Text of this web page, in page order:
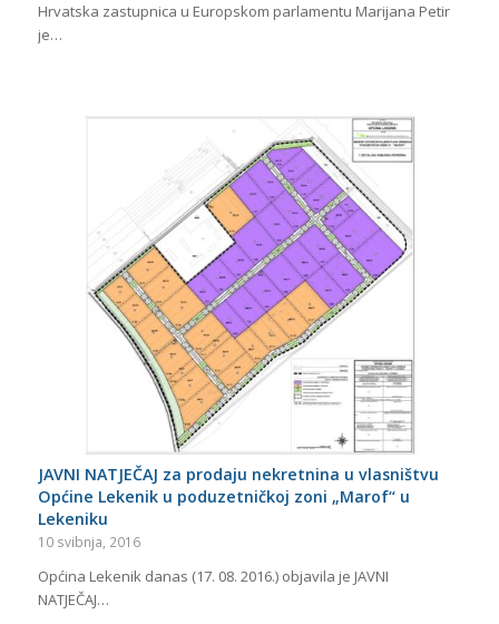
Hrvatska zastupnica u Europskom parlamentu Marijana Petir
je…
JAVNI NATJEČAJ za prodaju nekretnina u vlasništvu
Općine Lekenik u poduzetničkoj zoni „Marof“ u
Lekeniku
10 svibnja, 2016
Općina Lekenik danas (17. 08. 2016.) objavila je JAVNI
NATJEČAJ…